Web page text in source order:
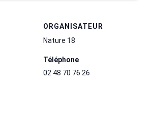
ORGANISATEUR
Nature 18
Téléphone
02 48 70 76 26